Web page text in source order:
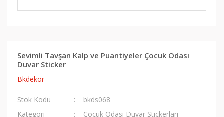
Sevimli Tavşan Kalp ve Puantiyeler Çocuk Odası
Duvar Sticker
Bkdekor
Stok Kodu
bkds068
Kategori
Çocuk Odası Duvar Stickerları